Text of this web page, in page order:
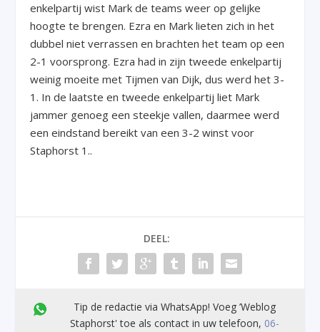
enkelpartij wist Mark de teams weer op gelijke
hoogte te brengen. Ezra en Mark lieten zich in het
dubbel niet verrassen en brachten het team op een
2-1 voorsprong. Ezra had in zijn tweede enkelpartij
weinig moeite met Tijmen van Dijk, dus werd het 3-
1. In de laatste en tweede enkelpartij liet Mark
jammer genoeg een steekje vallen, daarmee werd
een eindstand bereikt van een 3-2 winst voor
Staphorst 1..
DEEL:
Tip de redactie via WhatsApp! Voeg ’Weblog
Staphorst' toe als contact in uw telefoon, 06-